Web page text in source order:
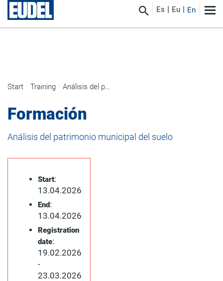
Es Eu En
Start Training Análisis del patrimonio municipal del suelo
Formación
Análisis del patrimonio municipal del suelo
Start:
13.04.2026
End:
13.04.2026
Registration
date:
19.02.2026
-
23.03.2026